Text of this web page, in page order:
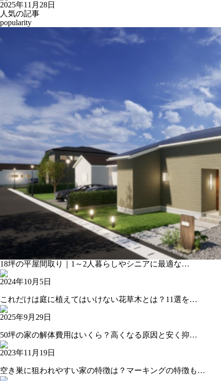
2025年11月28日
人気の記事
popularity
18坪の平屋間取り｜1～2人暮らしやシニアに最適な…
2024年10月5日
これだけは庭に植えてはいけない花草木とは？11選を…
2025年9月29日
50坪の家の解体費用はいくら？高くなる原因と安く抑…
2023年11月19日
空き巣に狙われやすい家の特徴は？マーキングの特徴も…